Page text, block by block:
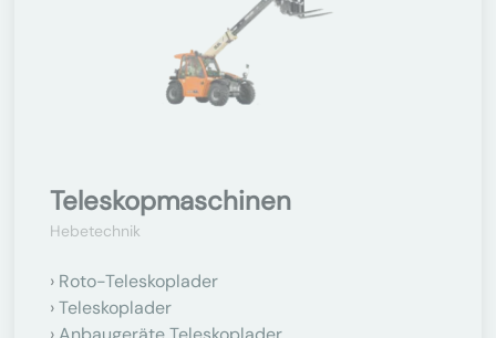
Teleskopmaschinen
Hebetechnik
Roto-Teleskoplader
Teleskoplader